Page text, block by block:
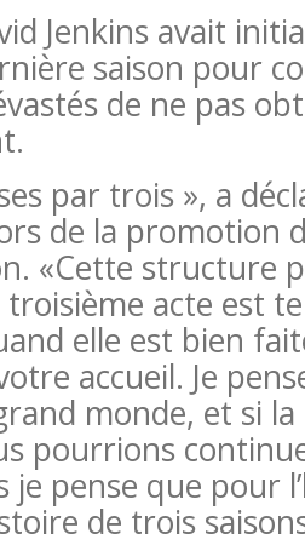
Jenkins avait
saison pour
de ne pas
par trois », a
de la promotion
«Cette structure
acte est
elle est bien
accueil. Je
monde, et si
pourrions
pense que pour
de trois